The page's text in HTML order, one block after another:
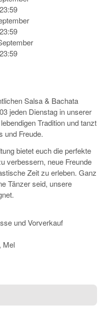
Salsa & Bachata
jeden Dienstag in unserer
Tradition und tanzt
und Freude.
bietet euch die perfekte
verbessern, neue Freunde
Zeit zu erleben. Ganz
Tänzer seid, unsere
und Vorverkauf
Mel